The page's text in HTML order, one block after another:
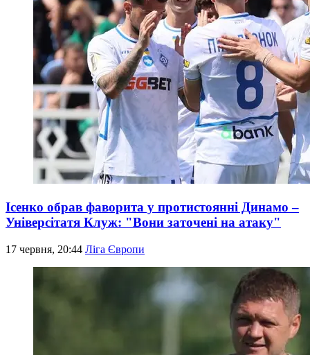
Ісенко обрав фаворита у протистоянні Динамо –
Універсітатя Клуж: "Вони заточені на атаку"
17 червня, 20:44 Ліга Європи